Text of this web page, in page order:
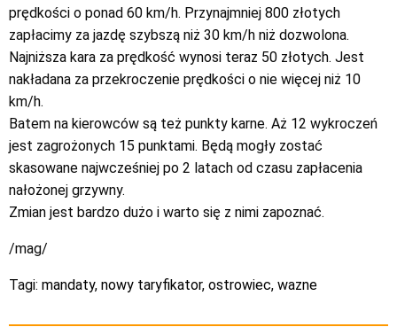
prędkości o ponad 60 km/h. Przynajmniej 800 złotych
zapłacimy za jazdę szybszą niż 30 km/h niż dozwolona.
Najniższa kara za prędkość wynosi teraz 50 złotych. Jest
nakładana za przekroczenie prędkości o nie więcej niż 10
km/h.
Batem na kierowców są też punkty karne. Aż 12 wykroczeń
jest zagrożonych 15 punktami. Będą mogły zostać
skasowane najwcześniej po 2 latach od czasu zapłacenia
nałożonej grzywny.
Zmian jest bardzo dużo i warto się z nimi zapoznać.
/mag/
Tagi: mandaty, nowy taryfikator, ostrowiec, wazne